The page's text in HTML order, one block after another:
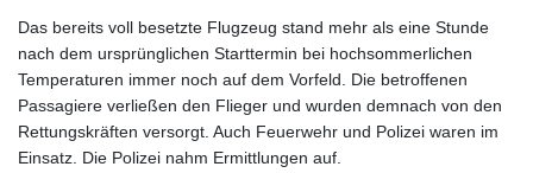
Das bereits voll besetzte Flugzeug stand mehr als eine Stunde
nach dem ursprünglichen Starttermin bei hochsommerlichen
Temperaturen immer noch auf dem Vorfeld. Die betroffenen
Passagiere verließen den Flieger und wurden demnach von den
Rettungskräften versorgt. Auch Feuerwehr und Polizei waren im
Einsatz. Die Polizei nahm Ermittlungen auf.